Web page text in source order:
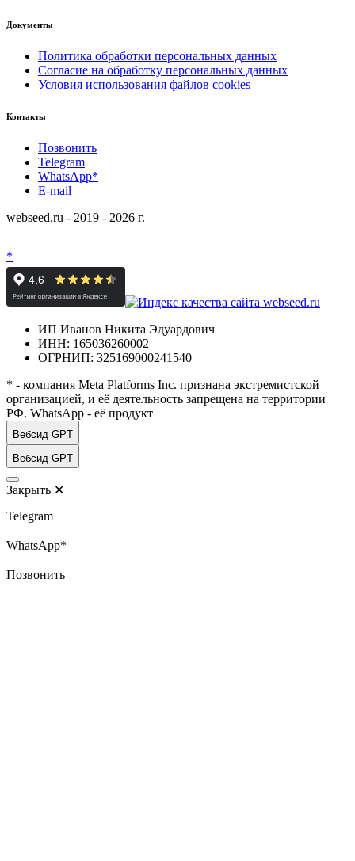
Документы
Политика обработки персональных данных
Согласие на обработку персональных данных
Условия использования файлов cookies
Контакты
Позвонить
Telegram
WhatsApp*
E-mail
webseed.ru - 2019 - 2026 г.
*
ИП Иванов Никита Эдуардович
ИНН: 165036260002
ОГРНИП: 325169000241540
* - компания Meta Platforms Inc. признана экстремистской
организацией, и её деятельность запрещена на территории
РФ. WhatsApp - её продукт
Вебсид GPT
Вебсид GPT
Закрыть ✕
Telegram
WhatsApp*
Позвонить